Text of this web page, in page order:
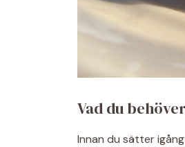
Vad du
Innan du sätter